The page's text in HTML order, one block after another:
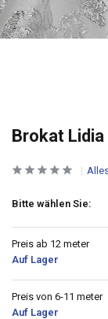
Brokat
Bitte wählen Sie:
Preis ab 12 meter
Auf Lager
Preis von 6-11 meter
Auf Lager